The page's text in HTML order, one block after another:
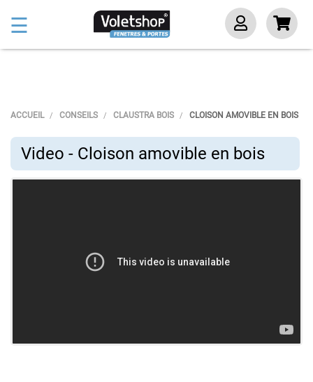
Basculer
la
☰
ACCUEIL CONSEILS CLAUSTRA BOIS CLOISON AMOVIBLE EN BOIS
Video - Cloison amovible en bois